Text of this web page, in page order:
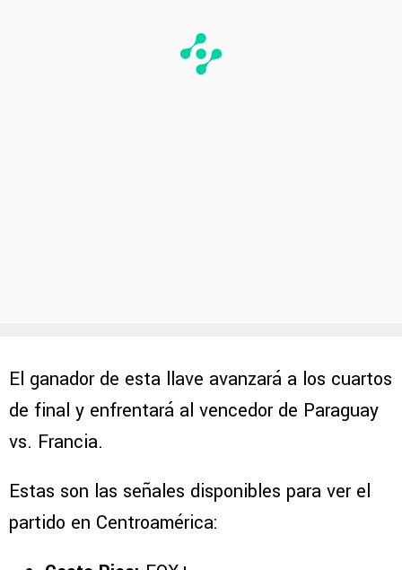
El ganador de esta llave avanzará a los cuartos
de final y enfrentará al vencedor de Paraguay
vs. Francia.
Estas son las señales disponibles para ver el
partido en Centroamérica: